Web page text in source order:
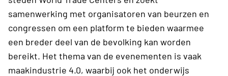
samenwerking met organisatoren van beurzen en
congressen om een platform te bieden waarmee
een breder deel van de bevolking kan worden
bereikt. Het thema van de evenementen is vaak
maakindustrie 4.0, waarbij ook het onderwijs